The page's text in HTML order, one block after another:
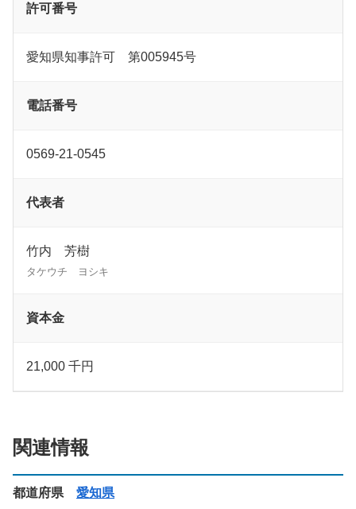
許可番号
愛知県知事許可 第005945号
電話番号
0569-21-0545
代表者
竹内 芳樹
タケウチ ヨシキ
資本金
21,000 千円
関連情報
都道府県 愛知県